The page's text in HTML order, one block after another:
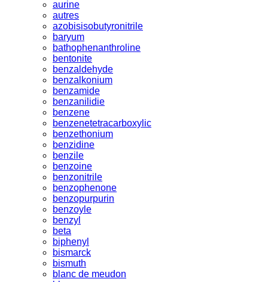
aurine
autres
azobisisobutyronitrile
baryum
bathophenanthroline
bentonite
benzaldehyde
benzalkonium
benzamide
benzanilidie
benzene
benzenetetracarboxylic
benzethonium
benzidine
benzile
benzoine
benzonitrile
benzophenone
benzopurpurin
benzoyle
benzyl
beta
biphenyl
bismarck
bismuth
blanc de meudon